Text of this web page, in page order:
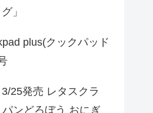
」
plus(クックパッド
3/25発売 レタスクラ
ンどろぼう おにぎ